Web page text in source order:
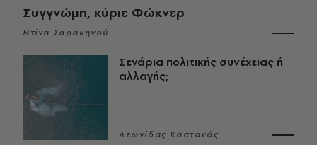
Συγγνώμη, κύριε Φώκνερ
Ντίνα Σαρακηνού
Σενάρια πολιτικής συνέχειας ή
αλλαγής;
Λεωνίδας Καστανάς